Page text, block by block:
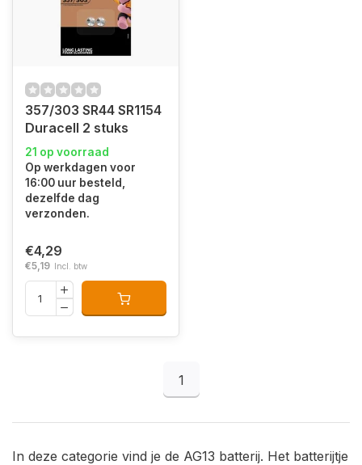
357/303 SR44 SR1154
Duracell 2 stuks
21 op voorraad
Op werkdagen voor
16:00 uur besteld,
dezelfde dag
verzonden.
€4,29
€5,19 Incl. btw
1
In deze categorie vind je de AG13 batterij. Het batterijtje